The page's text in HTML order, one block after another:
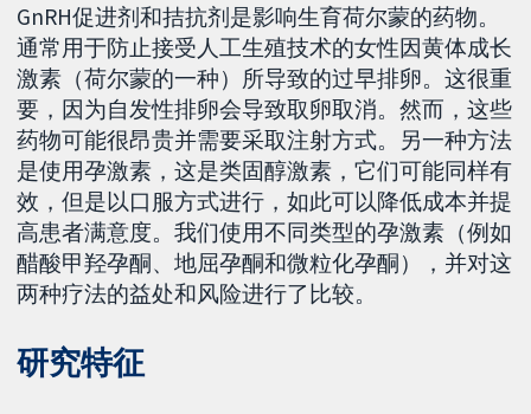
GnRH促进剂和拮抗剂是影响生育荷尔蒙的药物。
通常用于防止接受人工生殖技术的女性因黄体成长
激素（荷尔蒙的一种）所导致的过早排卵。这很重
要，因为自发性排卵会导致取卵取消。然而，这些
药物可能很昂贵并需要采取注射方式。另一种方法
是使用孕激素，这是类固醇激素，它们可能同样有
效，但是以口服方式进行，如此可以降低成本并提
高患者满意度。我们使用不同类型的孕激素（例如
醋酸甲羟孕酮、地屈孕酮和微粒化孕酮），并对这
两种疗法的益处和风险进行了比较。
研究特征